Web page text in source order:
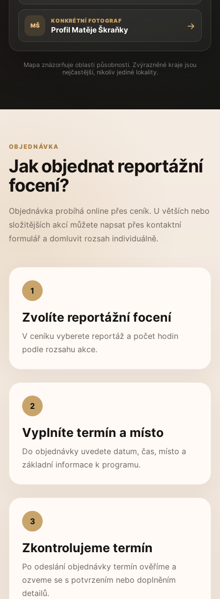
MŠ
KONKRÉTNÍ FOTOGRAF
Profil Matěje Škraňky →
Mapa znázorňuje oblasti působnosti. Zvýrazněné kraje jsou
nejčastější, nikoliv jediné lokality.
OBJEDNÁVKA
Jak objednat reportážní
focení?
Objednávka probíhá online přes ceník. U větších nebo
složitějších akcí můžete napsat přes kontaktní
formulář a domluvit rozsah individuálně.
1
Zvolíte reportážní focení
V ceníku vyberete reportáž a počet hodin
podle rozsahu akce.
2
Vyplníte termín a místo
Do objednávky uvedete datum, čas, místo a
základní informace k programu.
3
Zkontrolujeme termín
Po odeslání objednávky termín ověříme a
ozveme se s potvrzením nebo doplněním
detailů.